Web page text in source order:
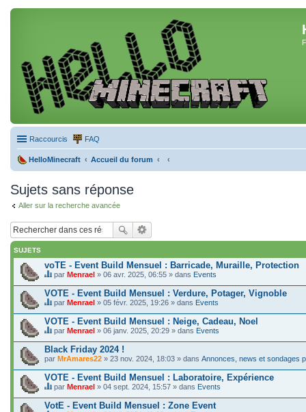
Raccourcis FAQ
HelloMinecraft Accueil du forum
Sujets sans réponse
Aller sur la recherche avancée
SUJETS
voTE - Event Build Mensuel : Barricade, Muraille, Protection
C
e
s
u
j
e
o
n
t
i
e
n
t
u
par Menrael » 06 avr. 2025, 06:55 » dans Events
VOTE - Event Build Mensuel : Verdure, Potager, Vignoble
C
e
s
u
j
e
t
o
n
i
e
par Menrael » 05 févr. 2025, 19:26 » dans Events
VOTE - Event Build Mensuel : Neige, Cadeau, Noel
C
e
s
u
j
e
o
par Menrael » 06 janv. 2025, 20:29 » dans Events
Black Friday 2024 !
par MrAmares22 » 23 nov. 2024, 18:03 » dans Annonces, news et sondages
VOTE - Event Build Mensuel : Laboratoire, Expérience
C
e
s
par Menrael » 04 sept. 2024, 15:57 » dans Events
VotE - Event Build Mensuel : Zone Event